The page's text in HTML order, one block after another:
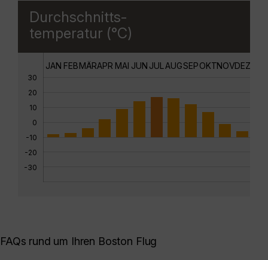
Durchschnitts-
temperatur (°C)
30
20
10
0
-10
-20
-30
JAN FEBMÄRAPR MAI JUN JUL AUGSEPOKTNOVDEZ
FAQs rund um Ihren Boston Flug